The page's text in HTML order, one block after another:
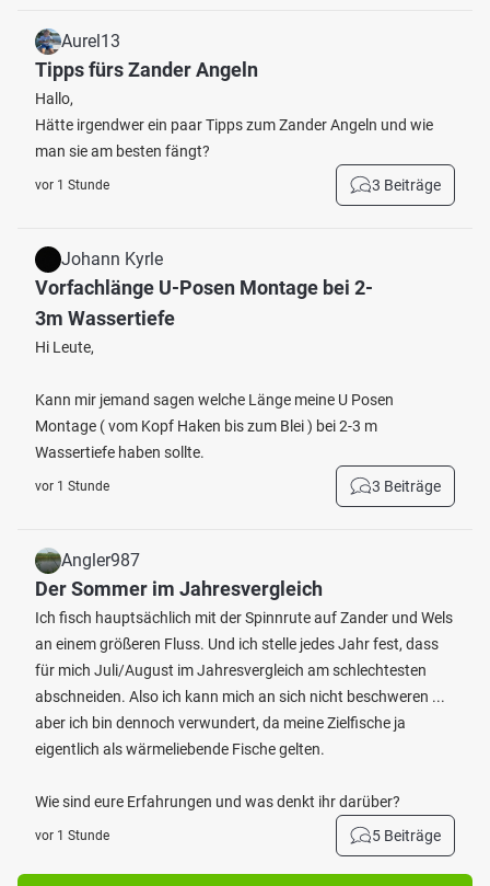
Aurel13
Tipps fürs Zander Angeln
Hallo,
Hätte irgendwer ein paar Tipps zum Zander Angeln und wie
man sie am besten fängt?
vor 1 Stunde 3 Beiträge
Johann Kyrle
Vorfachlänge U-Posen Montage bei 2-
3m Wassertiefe
Hi Leute,
Kann mir jemand sagen welche Länge meine U Posen
Montage ( vom Kopf Haken bis zum Blei ) bei 2-3 m
Wassertiefe haben sollte.
vor 1 Stunde 3 Beiträge
Angler987
Der Sommer im Jahresvergleich
Ich fisch hauptsächlich mit der Spinnrute auf Zander und Wels
an einem größeren Fluss. Und ich stelle jedes Jahr fest, dass
für mich Juli/August im Jahresvergleich am schlechtesten
abschneiden. Also ich kann mich an sich nicht beschweren ...
aber ich bin dennoch verwundert, da meine Zielfische ja
eigentlich als wärmeliebende Fische gelten.
Wie sind eure Erfahrungen und was denkt ihr darüber?
vor 1 Stunde 5 Beiträge